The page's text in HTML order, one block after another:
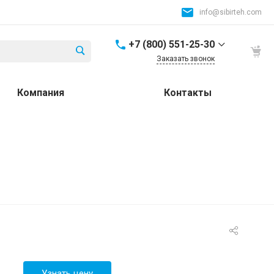
info@sibirteh.com
+7 (800) 551-25-30
Россия и СНГ
Заказать звонок
Компания Контакты